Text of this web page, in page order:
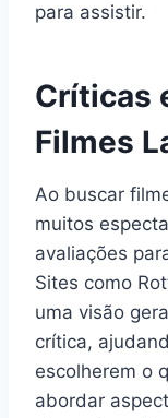
para assistir.
Críticas
Filmes
Ao buscar
muitos
avaliações
Sites como
uma visão
crítica,
escolherem o
abordar